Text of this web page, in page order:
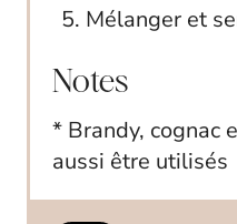
Mélanger et
Notes
* Brandy, cognac
aussi être utilisés